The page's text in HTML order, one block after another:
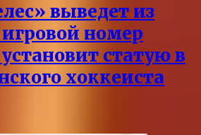
выведет из
номер
статую в
хоккеиста